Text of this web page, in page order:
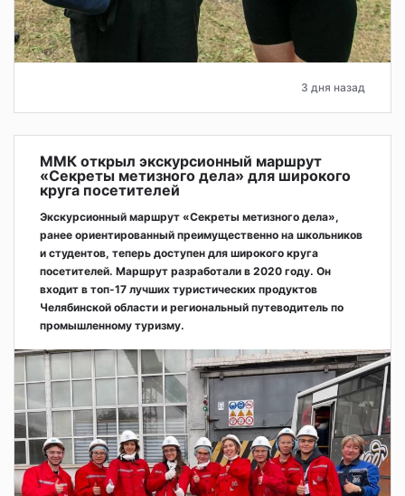
3 дня назад
ММК открыл экскурсионный маршрут
«Секреты метизного дела» для широкого
круга посетителей
Экскурсионный маршрут «Секреты метизного дела»,
ранее ориентированный преимущественно на школьников
и студентов, теперь доступен для широкого круга
посетителей. Маршрут разработали в 2020 году. Он
входит в топ-17 лучших туристических продуктов
Челябинской области и региональный путеводитель по
промышленному туризму.